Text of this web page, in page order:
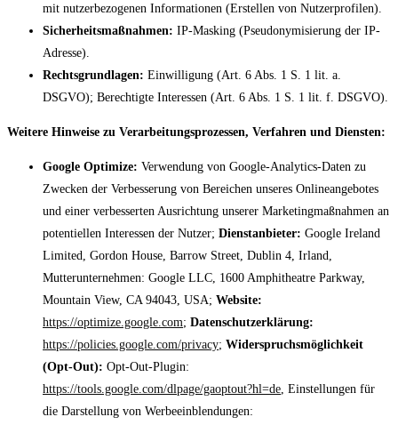
mit nutzerbezogenen Informationen (Erstellen von Nutzerprofilen).
Sicherheitsmaßnahmen: IP-Masking (Pseudonymisierung der IP-
Adresse).
Rechtsgrundlagen: Einwilligung (Art. 6 Abs. 1 S. 1 lit. a.
DSGVO); Berechtigte Interessen (Art. 6 Abs. 1 S. 1 lit. f. DSGVO).
Weitere Hinweise zu Verarbeitungsprozessen, Verfahren und Diensten:
Google Optimize: Verwendung von Google-Analytics-Daten zu
Zwecken der Verbesserung von Bereichen unseres Onlineangebotes
und einer verbesserten Ausrichtung unserer Marketingmaßnahmen an
potentiellen Interessen der Nutzer; Dienstanbieter: Google Ireland
Limited, Gordon House, Barrow Street, Dublin 4, Irland,
Mutterunternehmen: Google LLC, 1600 Amphitheatre Parkway,
Mountain View, CA 94043, USA; Website:
https://optimize.google.com; Datenschutzerklärung:
https://policies.google.com/privacy; Widerspruchsmöglichkeit
(Opt-Out): Opt-Out-Plugin:
https://tools.google.com/dlpage/gaoptout?hl=de , Einstellungen für
die Darstellung von Werbeeinblendungen: